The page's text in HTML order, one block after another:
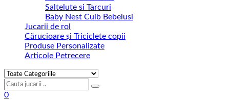
Saltelute si Tarcuri
Baby Nest Cuib Bebelusi
Jucarii de rol
Cărucioare și Triciclete copii
Produse Personalizate
Articole Petrecere
0